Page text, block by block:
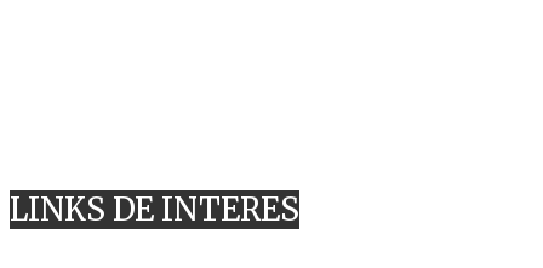
LINKS DE INTERES